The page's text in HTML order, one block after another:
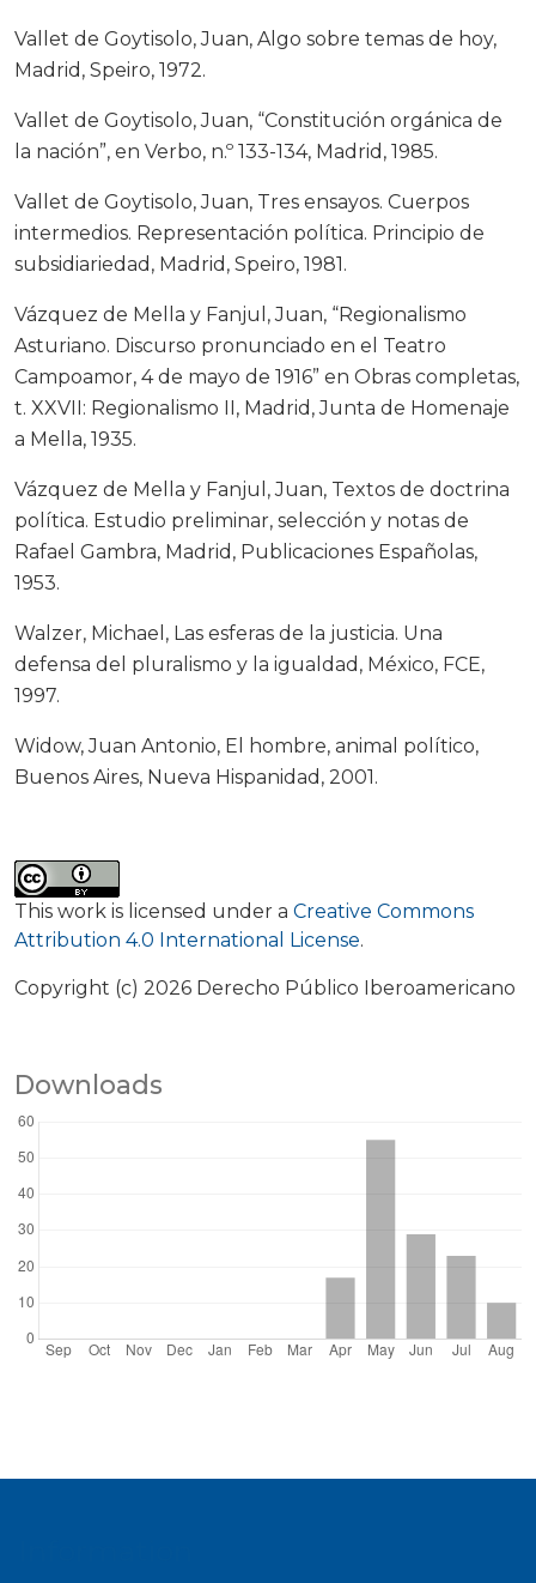
This work is licensed under a Creative Commons
Attribution 4.0 International License.
Copyright (c) 2026 Derecho Público Iberoamericano
Downloads
Vallet de Goytisolo, Juan, Algo sobre temas de hoy,
Madrid, Speiro, 1972.
Vallet de Goytisolo, Juan, “Constitución orgánica de
la nación”, en Verbo, n.º 133-134, Madrid, 1985.
Vallet de Goytisolo, Juan, Tres ensayos. Cuerpos
intermedios. Representación política. Principio de
subsidiariedad, Madrid, Speiro, 1981.
Vázquez de Mella y Fanjul, Juan, “Regionalismo
Asturiano. Discurso pronunciado en el Teatro
Campoamor, 4 de mayo de 1916” en Obras completas,
t. XXVII: Regionalismo II, Madrid, Junta de Homenaje
a Mella, 1935.
Vázquez de Mella y Fanjul, Juan, Textos de doctrina
política. Estudio preliminar, selección y notas de
Rafael Gambra, Madrid, Publicaciones Españolas,
1953.
Walzer, Michael, Las esferas de la justicia. Una
defensa del pluralismo y la igualdad, México, FCE,
1997.
Widow, Juan Antonio, El hombre, animal político,
Buenos Aires, Nueva Hispanidad, 2001.